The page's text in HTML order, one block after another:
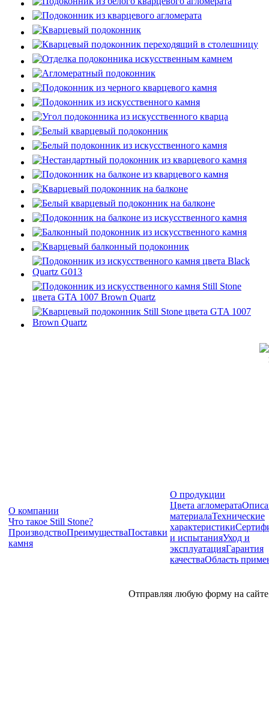
О компании
Что такое Still Stone?
ПроизводствоПреимуществаПоставки
камня
О продукции
Цвета агломерата
материалаТехнические
характеристики
и испытанияУход и
эксплуатацияГарантия
качестваОбласть
Отправляя любую форму на